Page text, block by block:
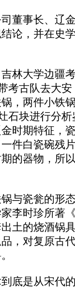
事长、辽
论，并在史
大学边疆
考古队去大
，两件小铁
石块进行分
时期特征，
件白瓷碗残
的器物，所
瓷瓮的形
李时珍所著
土的烧酒锅
，对复原古
是从宋代